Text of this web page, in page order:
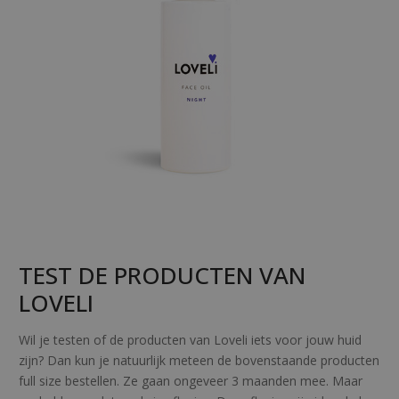
TEST DE PRODUCTEN VAN
LOVELI
Wil je testen of de producten van Loveli iets voor jouw huid
zijn? Dan kun je natuurlijk meteen de bovenstaande producten
full size bestellen. Ze gaan ongeveer 3 maanden mee. Maar